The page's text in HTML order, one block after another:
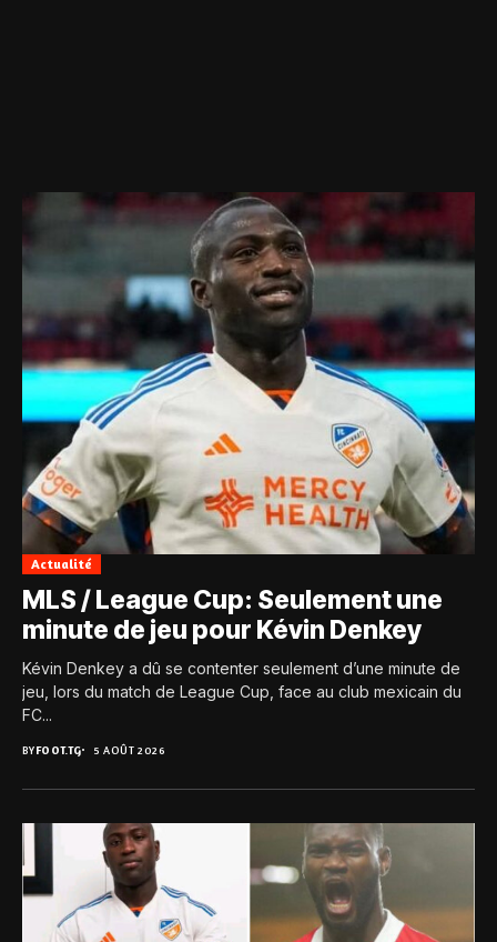
Actualité
MLS / League Cup: Seulement une
minute de jeu pour Kévin Denkey
Kévin Denkey a dû se contenter seulement d’une minute de
jeu, lors du match de League Cup, face au club mexicain du
FC...
BYFOOT.TG 5 AOÛT 2026